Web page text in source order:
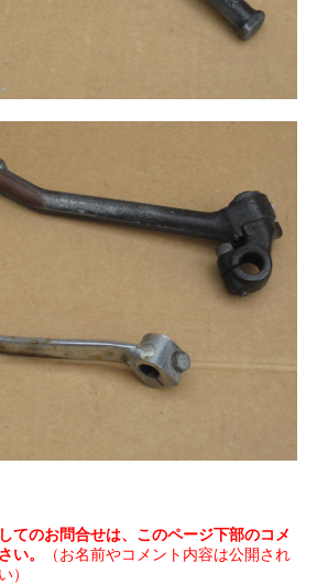
てのお問合せは、このページ下部のコメ
い。
（お名前やコメント内容は公開され
）